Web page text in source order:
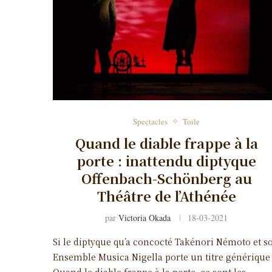
Spectacles Toile
Quand le diable frappe à la
porte : inattendu diptyque
Offenbach-Schönberg au
Théâtre de l’Athénée
parVictoria Okada 18-03-2021
Si le diptyque qu’a concocté Takénori Némoto et
Ensemble Musica Nigella porte un titre générique